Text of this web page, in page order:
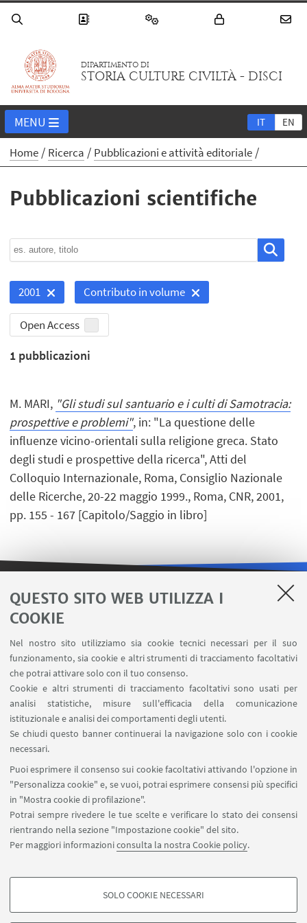
QUESTO SITO WEB UTILIZZA I
COOKIE
Nel nostro sito utilizziamo sia cookie tecnici necessari per il suo
funzionamento, sia cookie e altri strumenti di tracciamento facoltativi
che potrai attivare solo con il tuo consenso.
Cookie e altri strumenti di tracciamento facoltativi sono usati per
analisi statistiche, misure sull'efficacia della comunicazione
istituzionale e analisi dei comportamenti degli utenti.
Se chiudi questo banner continuerai la navigazione solo con i cookie
necessari.
Puoi esprimere il consenso sui cookie facoltativi attivando l'opzione in
"Personalizza cookie" e, se vuoi, potrai esprimere consensi più specifici
in "Mostra cookie di profilazione".
Potrai sempre rivedere le tue scelte e verificare lo stato dei consensi
rientrando nella sezione "Impostazione cookie" del sito.
Per maggiori informazioniconsulta la nostra Cookie policy.
COOKIE DI PROFILAZIONE - FACOLTATIVI
SOLO COOKIE NECESSARI
DIPARTIMENTO DI
STORIA CULTURE CIVILTÀ - DISCI
IT EN
MENU
Home Ricerca Pubblicazioni e attività editoriale
Pubblicazioni scientifiche
2001 Contributo in volume
Open Access
1 pubblicazioni
M. MARI, "Gli studi sul santuario e i culti di Samotracia:
prospettive e problemi", in: "La questione delle
influenze vicino-orientali sulla religione greca. Stato
degli studi e prospettive della ricerca", Atti del
Colloquio Internazionale, Roma, Consiglio Nazionale
delle Ricerche, 20-22 maggio 1999., Roma, CNR, 2001,
pp. 155 - 167 [Capitolo/Saggio in libro]
LINK UTILI
Contatti
Carta dei servizi
SEGUI IL DIPARTIMENTO SU:
SEGUI UNIBO SU:
APP: